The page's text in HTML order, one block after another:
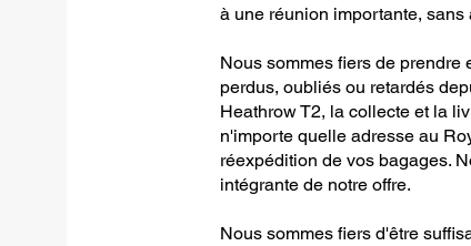
à une réunion importante,
Nous sommes fiers de prendre
perdus, oubliés ou retardés
Heathrow T2, la collecte et la
n'importe quelle adresse au
réexpédition de vos bagages.
intégrante de notre offre.
Nous sommes fiers d'être